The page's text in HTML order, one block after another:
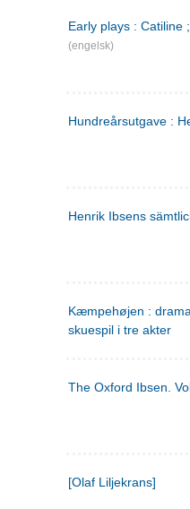
Early plays : Catiline
(engelsk)
Hundreårsutgave :
Henrik Ibsens
Kæmpehøjen :
skuespil i tre akter
The Oxford Ibsen.
[Olaf Liljekrans]